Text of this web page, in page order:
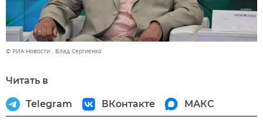
© РИА Новости . Влад Сергиенко
Читать в
Telegram ВКонтакте МАКС